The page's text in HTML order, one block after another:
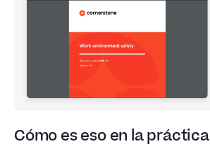
Cómo es eso en la práctica